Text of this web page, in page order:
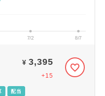
7/2 8/7
¥3,395
+15
配当